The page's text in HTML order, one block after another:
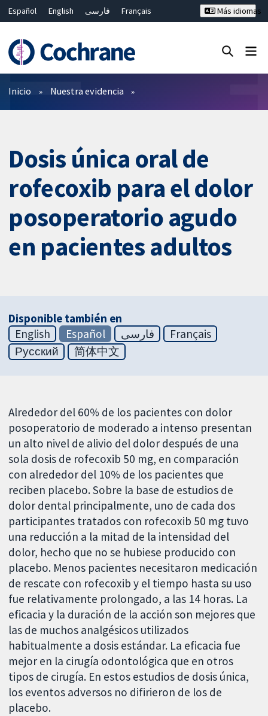
Español English فارسی
Français
Bahasa Malaysia
ไทย 繁體中文
Más idiomas
Filtros
Inicio Nuestra evidencia
Dosis única oral de
rofecoxib para el dolor
posoperatorio agudo
en pacientes adultos
Disponible también en
English
Español فارسی
Français
Русский
简体中文
Alrededor del 60% de los pacientes con dolor
posoperatorio de moderado a intenso presentan
un alto nivel de alivio del dolor después de una
sola dosis de rofecoxib 50 mg, en comparación
con alrededor del 10% de los pacientes que
reciben placebo. Sobre la base de estudios de
dolor dental principalmente, uno de cada dos
participantes tratados con rofecoxib 50 mg tuvo
una reducción a la mitad de la intensidad del
dolor, hecho que no se hubiese producido con
placebo. Menos pacientes necesitaron medicación
de rescate con rofecoxib y el tiempo hasta su uso
fue relativamente prolongado, a las 14 horas. La
eficacia y la duración de la acción son mejores que
las de muchos analgésicos utilizados
habitualmente a dosis estándar. La eficacia fue
mejor en la cirugía odontológica que en otros
tipos de cirugía. En estos estudios de dosis única,
los eventos adversos no difirieron de los de
placebo.